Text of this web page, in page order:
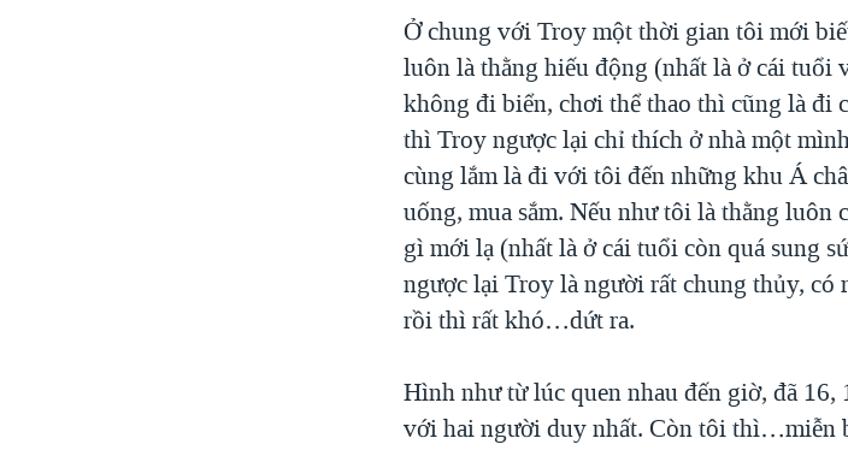
Ở chung với Troy một thời gian tôi mới
luôn là thằng hiếu động (nhất là ở cái tuổi
không đi biển, chơi thể thao thì cũng là đi
thì Troy ngược lại chỉ thích ở nhà một
cùng lắm là đi với tôi đến những khu Á
uống, mua sắm. Nếu như tôi là thằng
gì mới lạ (nhất là ở cái tuổi còn quá sung
ngược lại Troy là người rất chung thủy, có
rồi thì rất khó…dứt ra.
Hình như từ lúc quen nhau đến giờ, đã
với hai người duy nhất. Còn tôi thì…miễn